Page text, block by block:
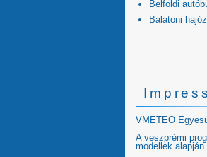
Belföldi
Balatoni
VMETEO
A veszprémi
modellek alapján